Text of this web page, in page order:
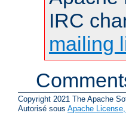
IRC
mailing
Copyright 2021 The Apache
Autorisé sous Apache